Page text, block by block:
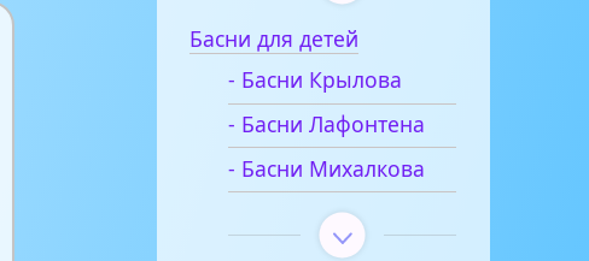
Басни для детей
- Басни Крылова
- Басни Лафонтена
- Басни Михалкова